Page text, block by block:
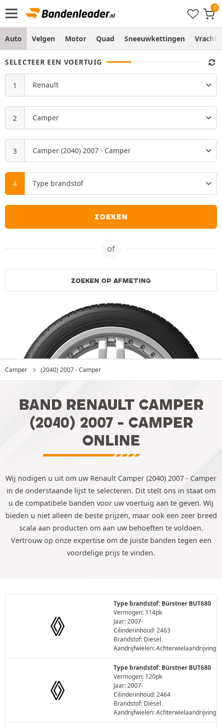
Auto Velgen Motor Quad Sneeuwkettingen
SELECTEER EEN VOERTUIG
ZOEKEN
of
ZOEKEN OP AFMETING
Camper (2040) 2007 - Camper
BAND RENAULT CAMPER
(2040) 2007 - CAMPER
ONLINE
Wij nodigen u uit om uw Renault Camper (2040) 2007 - Camper
in de onderstaande lijst te selecteren. Dit stelt ons in staat om
u de compatibele banden voor uw voertuig aan te geven. Wij
bieden u niet alleen de beste prijzen, maar ook een zeer breed
scala aan producten om aan uw behoeften te voldoen.
Vertrouw op onze expertise om de juiste banden tegen een
voordelige prijs te vinden.
Type brandstof: Bürstner BUT680
Vermogen: 114pk
Jaar: 2007-
Cilinderinhoud: 2463
Brandstof: Diesel
Aandrijfwielen: Achterwielaandrijving
Type brandstof: Bürstner BUT680
Vermogen: 120pk
Jaar: 2007-
Cilinderinhoud: 2464
Brandstof: Diesel
Aandrijfwielen: Achterwielaandrijving